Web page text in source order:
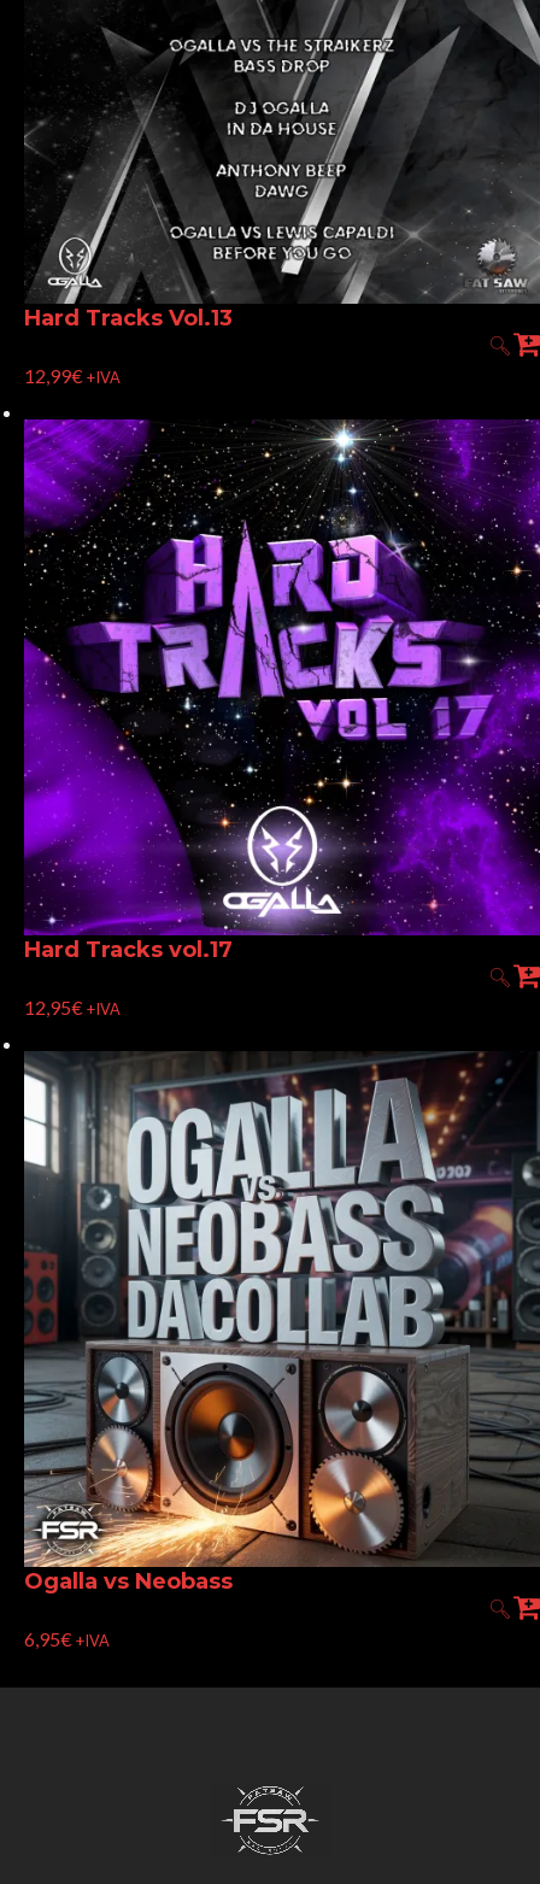
Hard Tracks Vol.13
12,99€+IVA
Hard Tracks vol.17
12,95€+IVA
Ogalla vs Neobass
6,95€+IVA